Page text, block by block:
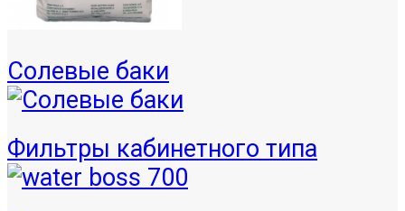
Солевые баки
Фильтры кабинетного типа